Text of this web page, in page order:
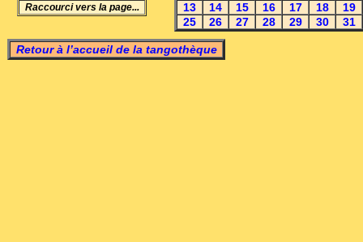
Raccourci vers la page...
13
14 15 16 17 18
19
25
26 27 28 29 30 31
Retour à l’accueil de la tangothèque